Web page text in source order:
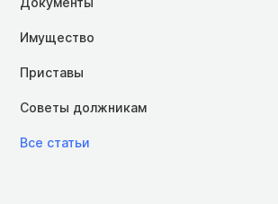
Имущество
Приставы
Советы должникам
Все статьи